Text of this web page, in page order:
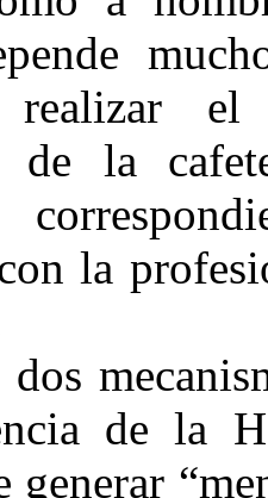
realizar
de la
la
dos
de la